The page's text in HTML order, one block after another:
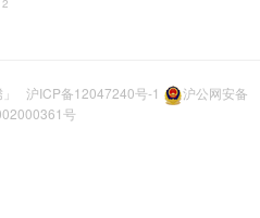
沪ICP备12047240号-1
沪公网安备
号